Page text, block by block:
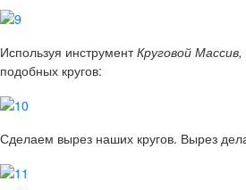
Используя инструментКруговой Массив,
подобных кругов:
Сделаем вырез наших кругов. Вырез